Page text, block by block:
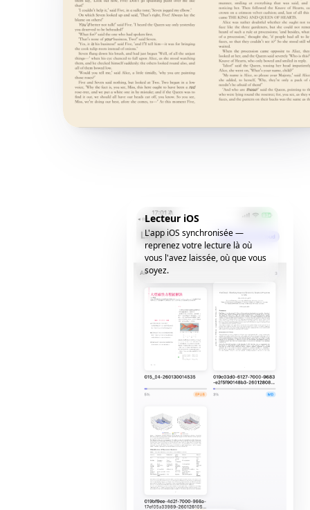
Lecteur iOS
L'app iOS synchronisée —
reprenez votre lecture là où
vous l'avez laissée, où que vous
soyez.